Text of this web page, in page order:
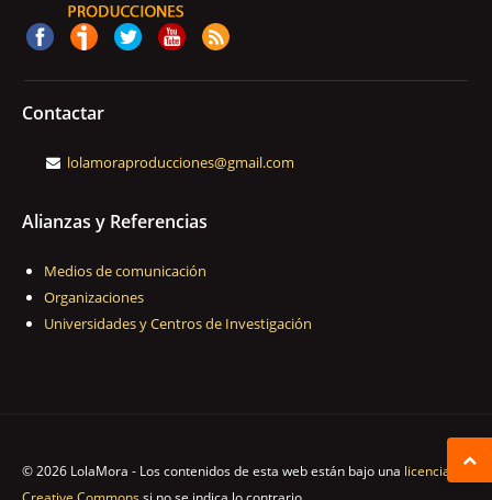
Contactar
lolamoraproducciones@gmail.com
Alianzas y Referencias
Medios de comunicación
Organizaciones
Universidades y Centros de Investigación
© 2026 LolaMora - Los contenidos de esta web están bajo una licencia